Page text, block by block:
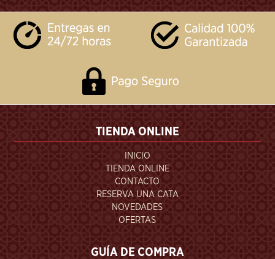
```
TIENDA ONLINE
INICIO
TIENDA ONLINE
CONTACTO
RESERVA UNA CATA
NOVEDADES
OFERTAS
GUÍA DE COMPRA